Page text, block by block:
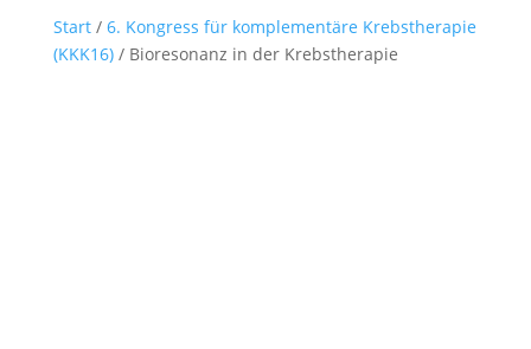
Start/ 6. Kongress für komplementäre Krebstherapie
(KKK16)/ Bioresonanz in der Krebstherapie